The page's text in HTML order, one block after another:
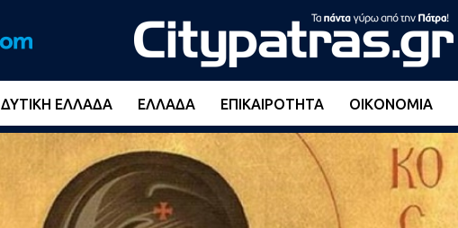
ΔΥΤΙΚΉ ΕΛΛΆΔΑ ΕΛΛΆΔΑ ΕΠΙΚΑΙΡΌΤΗΤΑ ΟΙΚΟΝΟΜΊΑ